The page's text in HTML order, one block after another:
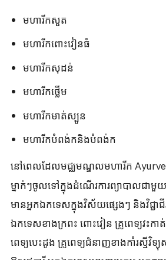
មហារីកសួត
មហារីកពោះវៀនធំ
មហារីកសុដន់
មហារីកថ្លើម
មហារីកមាត់ស្បូន
មហារីកបំពង់កនិងបំពង់ក
នៅពេលដែលមជ្ឈមណ្ឌលមហារីក
ម្នាក់ៗចូលទៅក្នុងដំណើរការព្យាបាលជាមួយ
មានអ្នកឯកទេសក្នុងវិស័យផ្សេងៗ និងវិជ្ជាជី
ឯកទេសខាងក្រពះ ពោះវៀន គ្រូពេទ្យវះកា
ពេទ្យបេះដូង គ្រូពេទ្យជំនាញខាងកាំរស្មីវិទ្